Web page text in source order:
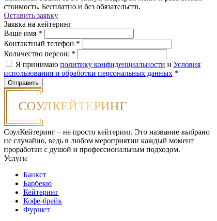
стоимость. Бесплатно и без обязательств.
Оставить заявку
Заявка на кейтеринг
Ваше имя *
Контактный телефон *
Количество персон: *
Я принимаю политику конфиденциальности и Условия
использования и обработки персональных данных *
СоулКейтеринг – не просто кейтеринг. Это название выбрано
не случайно, ведь в любом мероприятии каждый момент
проработан с душой и профессиональным подходом.
Услуги
Банкет
Барбекю
Кейтеринг
Кофе-брейк
Фуршет